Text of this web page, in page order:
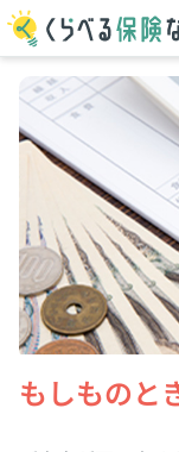
もしものと